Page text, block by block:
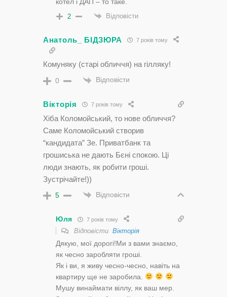
2 Відповісти
Анатоль_ БІДЗЮРА 7 років тому
Комуняку (старі обличчя) на гілляку!
0 Відповісти
Вікторія 7 років тому
Хіба Коломойський, то нове обличчя?
Саме Коломойський створив
“кандидата” Зе. Приватбанк та
грошиська не дають Бєні спокою. Ці
люди знають, як робити гроші.
Зустрічайте!))
5 Відповісти
Юля 7 років тому
Відповісти Вікторія
Дякую, мої дорогі!Ми з вами знаємо,
як чесно заробляти гроші.
Як і ви, я живу чесно-чесно, навіть на
квартиру ще не заробила.
Мушу винаймати віллу, як ваш мер.